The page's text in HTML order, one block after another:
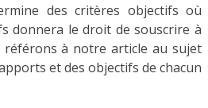
des critères objectifs où
donnera le droit de souscrire à
référons à notre article au sujet
et des objectifs de chacun